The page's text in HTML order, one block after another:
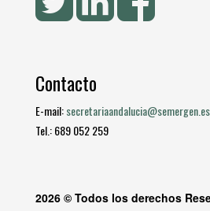
Contacto
E-mail:secretariaandalucia@semergen.es
Tel.: 689 052 259
2026 © Todos los derechos